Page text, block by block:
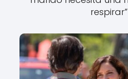
respirar”